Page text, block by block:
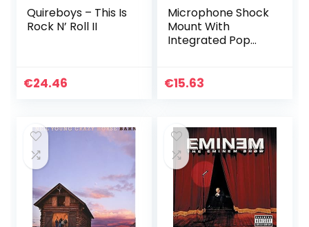
Quireboys – This Is
Rock N’ Roll II
€24.46
Microphone Shock
Mount With
Integrated Pop
Pop Filter For 21-
€15.63